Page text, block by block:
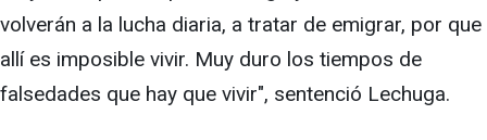
volverán a la lucha diaria, a tratar de emigrar, por que
allí es imposible vivir. Muy duro los tiempos de
falsedades que hay que vivir", sentenció Lechuga.